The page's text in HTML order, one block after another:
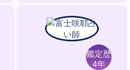
柱推命 奇門遁甲開運術
鑑定歴
4年